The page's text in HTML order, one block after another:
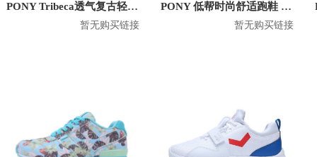
PONY Tribeca透气复古轻便跑鞋 82W1TB01
暂无购买链接
PONY 低帮时尚舒适跑鞋 64W1VE62BK
暂无购买链接